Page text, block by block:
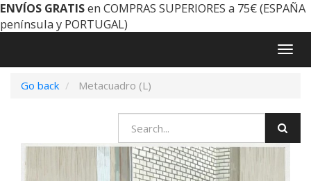
ENVÍOS GRATISen COMPRAS SUPERIORES a 75€ (ESPAÑA
península y PORTUGAL)
Go back
Metacuadro (L)